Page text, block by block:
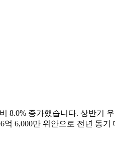
8.0% 증가했습니다. 상반기
6,000만 위안으로 전년 동기